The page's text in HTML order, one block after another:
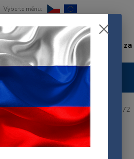
OBJEDNÁNÍ
OPRAVY
Zavolejte.
288 130
hod.) za
Bosch horní topné těleso trouby 00771772